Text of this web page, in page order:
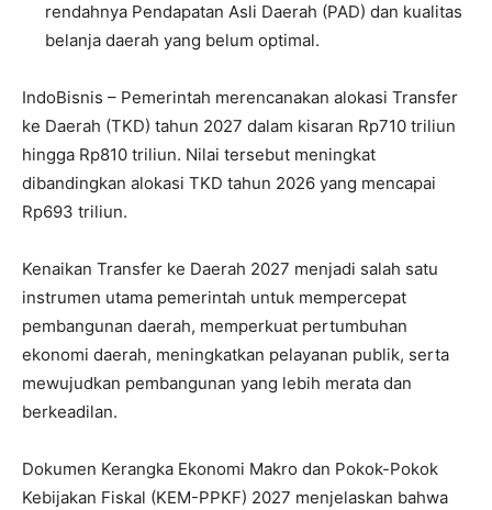
rendahnya Pendapatan Asli Daerah (PAD) dan kualitas
belanja daerah yang belum optimal.
IndoBisnis – Pemerintah merencanakan alokasi Transfer
ke Daerah (TKD) tahun 2027 dalam kisaran Rp710 triliun
hingga Rp810 triliun. Nilai tersebut meningkat
dibandingkan alokasi TKD tahun 2026 yang mencapai
Rp693 triliun.
Kenaikan Transfer ke Daerah 2027 menjadi salah satu
instrumen utama pemerintah untuk mempercepat
pembangunan daerah, memperkuat pertumbuhan
ekonomi daerah, meningkatkan pelayanan publik, serta
mewujudkan pembangunan yang lebih merata dan
berkeadilan.
Dokumen Kerangka Ekonomi Makro dan Pokok-Pokok
Kebijakan Fiskal (KEM-PPKF) 2027 menjelaskan bahwa